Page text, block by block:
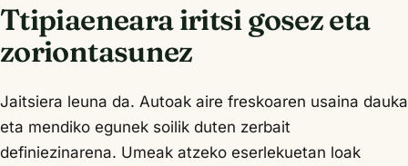
Ttipiaeneara iritsi gosez eta
zoriontasunez
Jaitsiera leuna da. Autoak aire freskoaren usaina dauka
eta mendiko egunek soilik duten zerbait
definiezinarena. Umeak atzeko eserlekuetan loak